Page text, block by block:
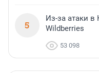
5
Из-за атаки в
Wildberries
53 098